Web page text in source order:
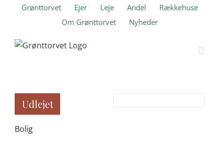
Grønttorvet Ejer Leje Andel
Rækkehuse
Om Grønttorvet
Nyheder
Udlejet
Bolig